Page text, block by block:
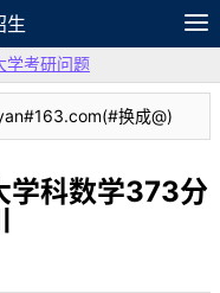
生
笔记
论坛
学考研问题
换成@)
学科数学373分